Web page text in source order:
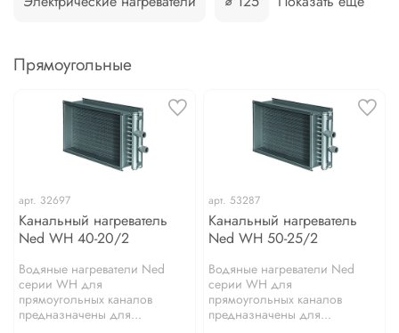
Прямоугольные
арт. 32697
Канальный нагреватель
Ned WH 40-20/2
Водяные нагреватели Ned
серии WH для
прямоугольных каналов
предназначены для...
арт. 53287
Канальный нагреватель
Ned WH 50-25/2
Водяные нагреватели Ned
серии WH для
прямоугольных каналов
предназначены для...